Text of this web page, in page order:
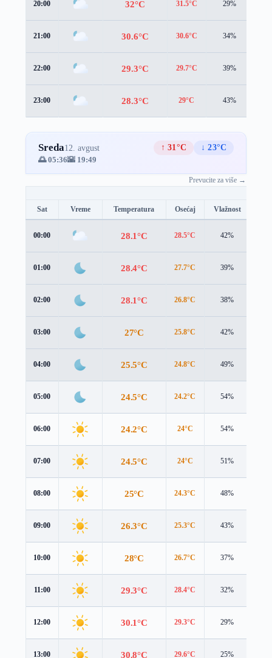
20:00 32°C 31.5°C 29%
21:00 30.6°C 30.6°C 34%
22:00 29.3°C 29.7°C 39%
23:00 28.3°C 29°C 43%
Sreda12. avgust ↑ 31°C
↓ 23°C
🌅 05:36🌇 19:49
Prevucite za više →
Sat Vreme Temperatura Osećaj Vlažnost
00:00 28.1°C 28.5°C 42%
01:00 28.4°C 27.7°C 39%
02:00 28.1°C 26.8°C 38%
03:00 27°C 25.8°C 42%
04:00 25.5°C 24.8°C 49%
05:00 24.5°C 24.2°C 54%
06:00 24.2°C 24°C 54%
07:00 24.5°C 24°C 51%
08:00 25°C 24.3°C 48%
09:00 26.3°C 25.3°C 43%
10:00 28°C 26.7°C 37%
11:00 29.3°C 28.4°C 32%
12:00 30.1°C 29.3°C 29%
13:00 30.8°C 29.6°C 25%